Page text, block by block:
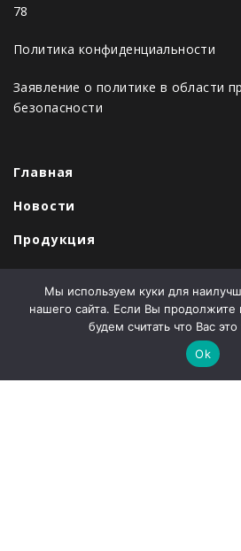
78
Политика конфиденциальности
Заявление о политике в области
безопасности
Главная
Новости
Продукция
Закупки
Продажи
Мы используем куки для
нашего сайта. Если Вы продолжите
будем считать что Вас это
Ok